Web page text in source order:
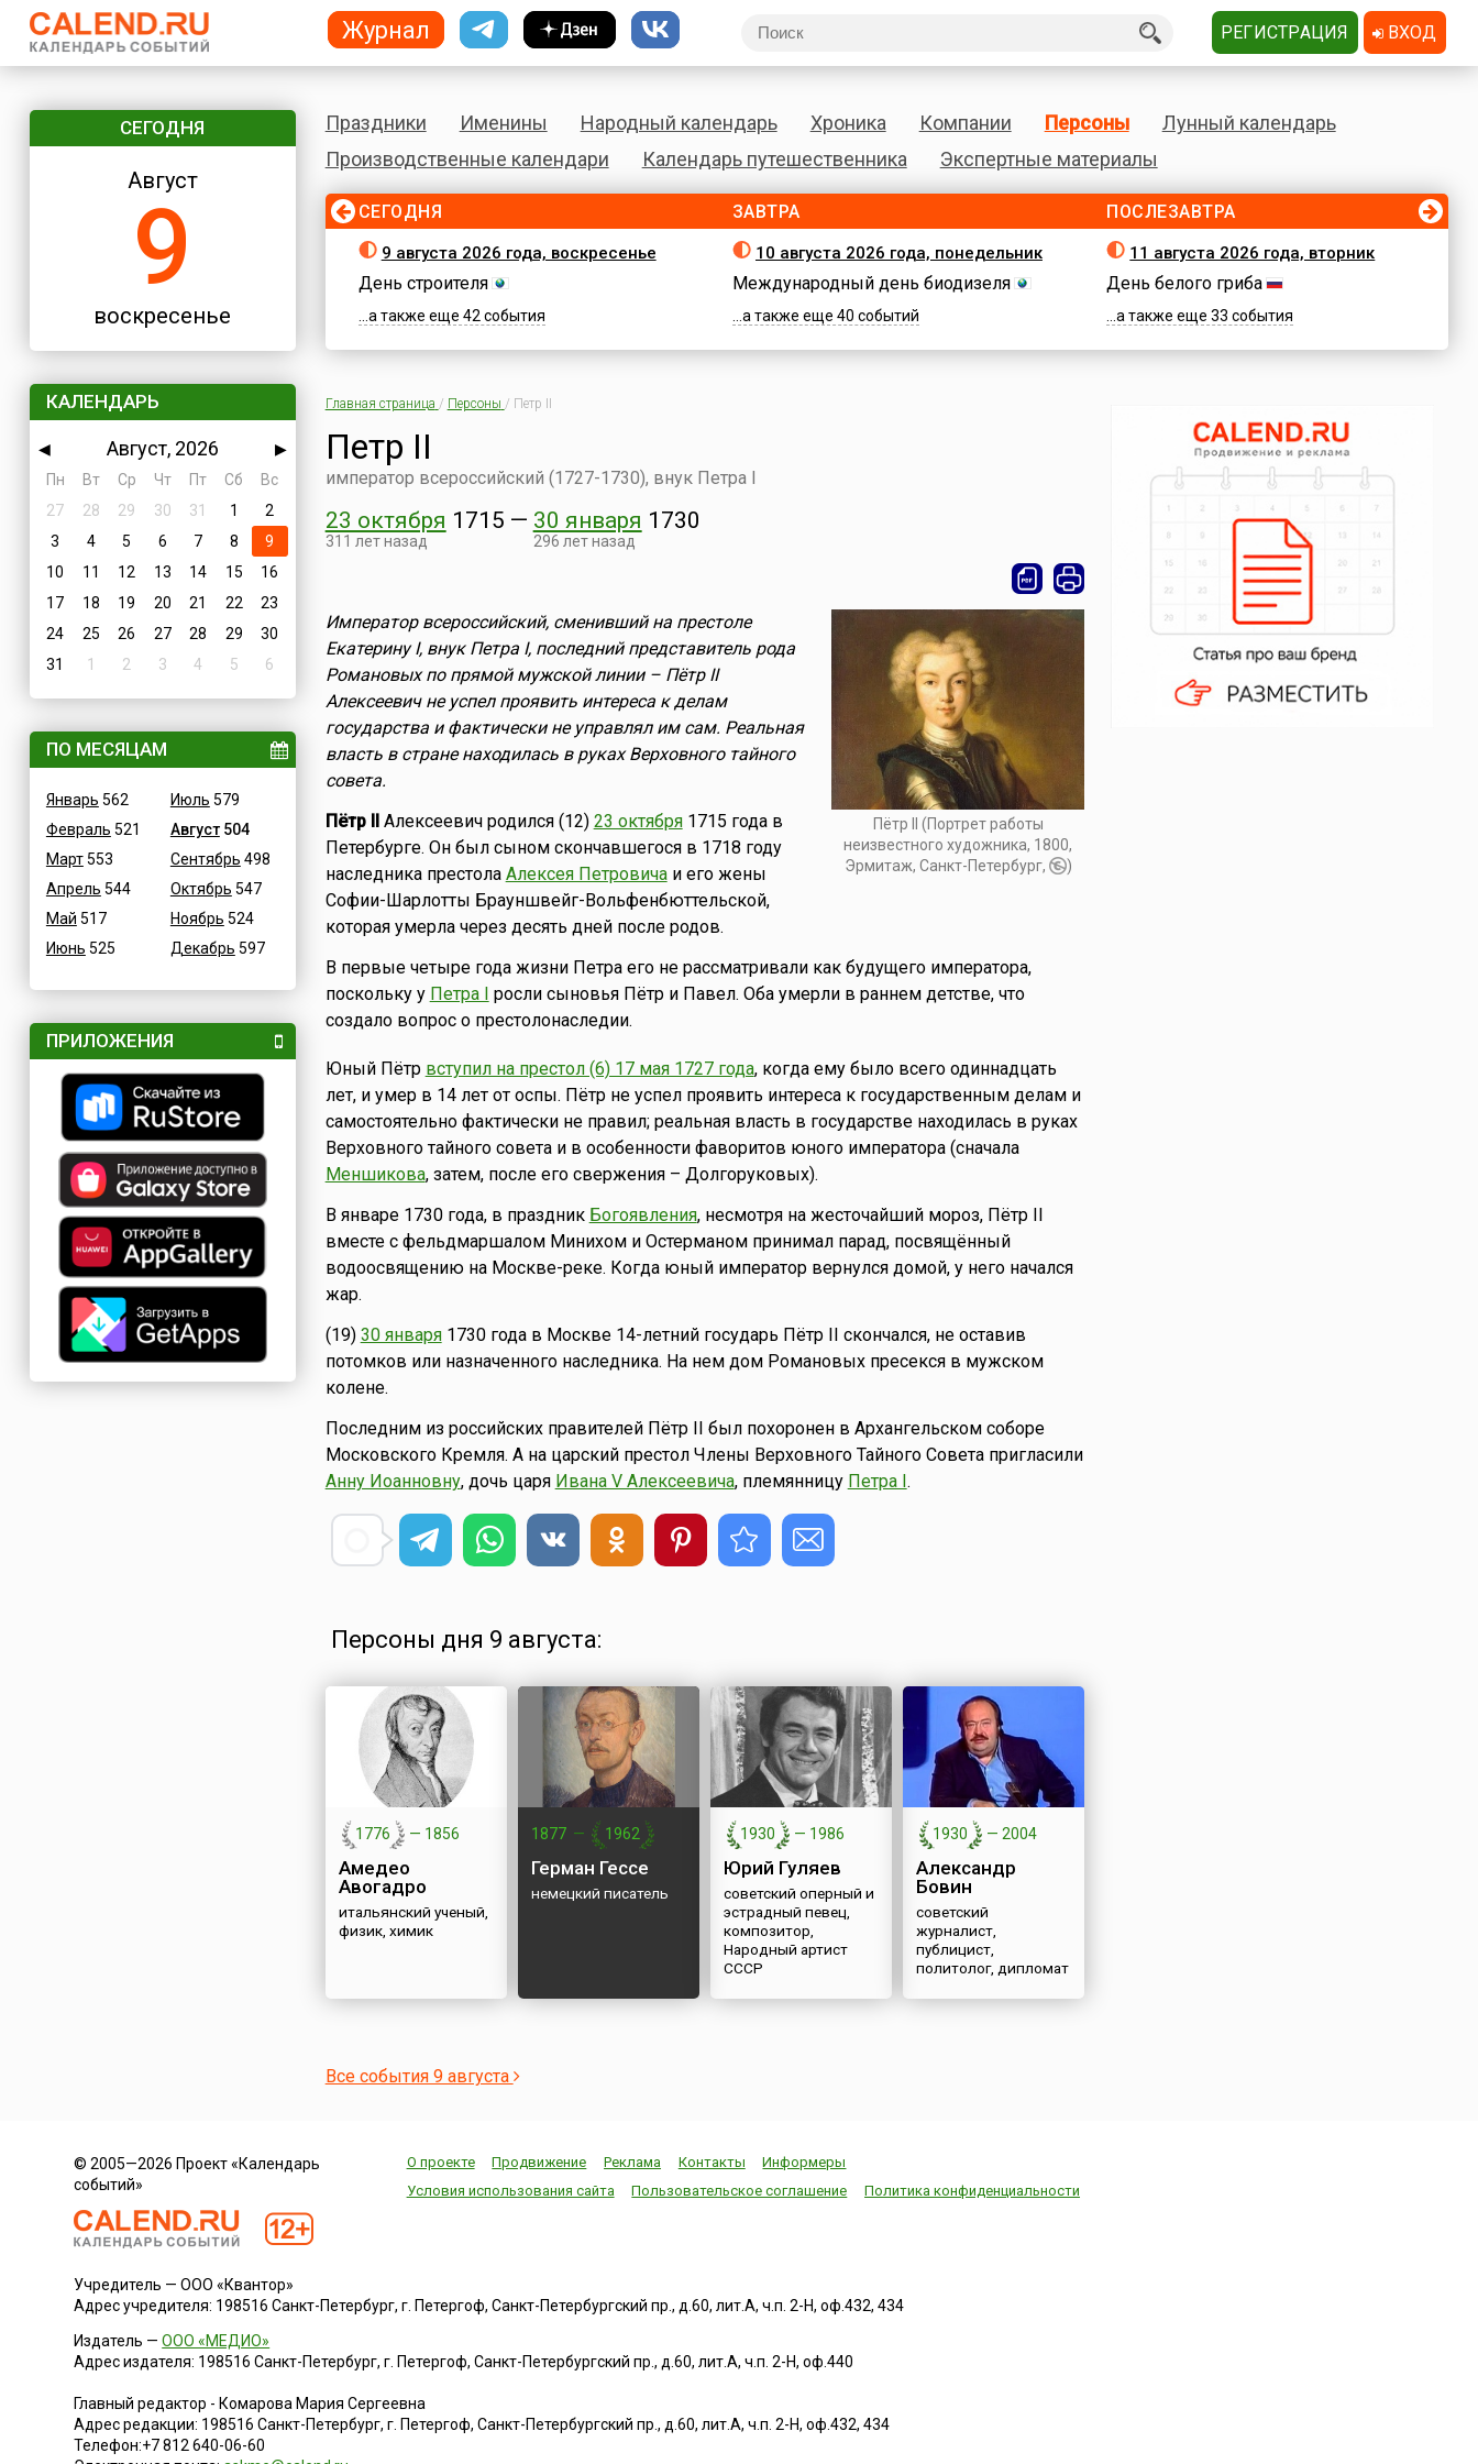
СЕГОДНЯ
Август
9
воскресенье
КАЛЕНДАРЬ
◀ Август, 2026
▶
Пн
Вт Ср Чт Пт Сб
Вс
27
28 29 30 31 1
2
3
4 5 6 7 8
9
10
11 12 13 14 15
16
17
18 19 20 21 22
23
24
25 26 27 28 29
30
31
1 2 3 4 5 6
ПО МЕСЯЦАМ
Январь 562
Февраль 521
Март553
Апрель 544
Май 517
Июнь 525
Июль 579
Август504
Сентябрь 498
Октябрь 547
Ноябрь 524
Декабрь 597
ПРИЛОЖЕНИЯ
Праздники Именины Народный календарь Хроника Компании Персоны
Лунный календарь
Производственные календари
Календарь путешественника Экспертные материалы
СЕГОДНЯ
9 августа 2026 года, воскресенье
День строителя
...а также еще 42 события
ЗАВТРА
10 августа 2026 года, понедельник
Международный день биодизеля
...а также еще 40 событий
ПОСЛЕЗАВТРА
11 августа 2026 года, вторник
День белого гриба
...а также еще 33 события
Главная страница / Персоны / Петр II
Петр II
император всероссийский (1727-1730), внук Петра I
23 октября 1715
311 лет назад
— 30 января 1730
296 лет назад
Пётр II (Портрет работы
неизвестного художника, 1800,
Эрмитаж, Санкт-Петербург,
)
Император всероссийский, сменивший на престоле
Екатерину I, внук Петра I, последний представитель рода
Романовых по прямой мужской линии – Пётр II
Алексеевич не успел проявить интереса к делам
государства и фактически не управлял им сам. Реальная
власть в стране находилась в руках Верховного тайного
совета.
Пётр IIАлексеевич родился (12) 23 октября1715 года в
Петербурге. Он был сыном скончавшегося в 1718 году
наследника престола Алексея Петровичаи его жены
Софии-Шарлотты Брауншвейг-Вольфенбюттельской,
которая умерла через десять дней после родов.
В первые четыре года жизни Петра его не рассматривали как будущего императора,
поскольку у Петра I росли сыновья Пётр и Павел. Оба умерли в раннем детстве, что
создало вопрос о престолонаследии.
Юный Пётр вступил на престол (6) 17 мая 1727 года, когда ему было всего одиннадцать
лет, и умер в 14 лет от оспы. Пётр не успел проявить интереса к государственным делам и
самостоятельно фактически не правил; реальная власть в государстве находилась в руках
Верховного тайного совета и в особенности фаворитов юного императора (сначала
Меншикова, затем, после его свержения – Долгоруковых).
В январе 1730 года, в праздник Богоявления, несмотря на жесточайший мороз, Пётр II
вместе с фельдмаршалом Минихом и Остерманом принимал парад, посвящённый
водоосвящению на Москве-реке. Когда юный император вернулся домой, у него начался
жар.
(19) 30 января1730 года в Москве 14-летний государь Пётр II скончался, не оставив
потомков или назначенного наследника. На нем дом Романовых пресекся в мужском
колене.
Последним из российских правителей Пётр II был похоронен в Архангельском соборе
Московского Кремля. А на царский престол Члены Верховного Тайного Совета пригласили
Анну Иоанновну, дочь царя Ивана V Алексеевича, племянницу Петра I.
Персоны дня 9 августа:
1776 — 1856
Амедео
Авогадро
итальянский ученый,
физик, химик
1877 — 1962
Герман Гессе
немецкий писатель
1930 — 1986
Юрий Гуляев
советский оперный и
эстрадный певец,
композитор,
Народный артист
СССР
1930 — 2004
Александр
Бовин
советский
журналист,
публицист,
политолог, дипломат
Все события 9 августа
© 2005—2026 Проект «Календарь
событий»
О проекте Продвижение Реклама Контакты
Информеры
Условия использования сайта
Пользовательское соглашение Политика конфиденциальности
Учредитель — ООО «Квантор»
Адрес учредителя: 198516 Санкт-Петербург, г. Петергоф, Санкт-Петербургский пр., д.60, лит.А, ч.п. 2-Н, оф.432, 434
Издатель —ООО «МЕДИО»
Адрес издателя: 198516 Санкт-Петербург, г. Петергоф, Санкт-Петербургский пр., д.60, лит.А, ч.п. 2-Н, оф.440
Главный редактор - Комарова Мария Сергеевна
Адрес редакции: 198516 Санкт-Петербург, г. Петергоф,Санкт-Петербургский пр., д.60, лит.А, ч.п. 2-Н, оф.432, 434
Телефон:+7 812 640-06-60
Журнал РЕГИСТРАЦИЯ ВХОД